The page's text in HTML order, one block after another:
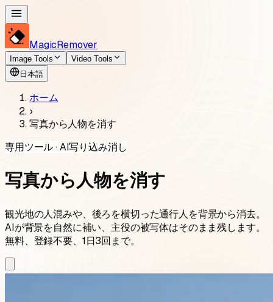
MagicRemover
Image Tools
Video Tools
日本語
ホーム
›
写真から人物を消す
専用ツール · AI写り込み消し
写真から人物を消す
観光地の人混みや、後ろを横切った通行人を背景から消去。
AIが背景を自然に補い、主役の被写体はそのまま残します。
無料、登録不要、1日3回まで。